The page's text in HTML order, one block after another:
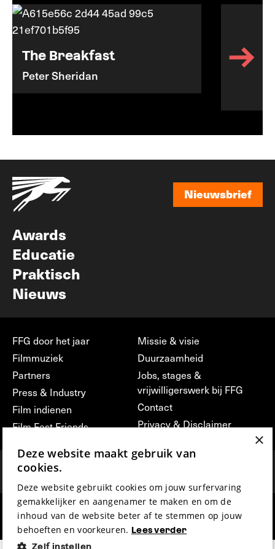
The Breakfast
Peter Sheridan
Nieuwsbrief
Awards
Educatie
Praktisch
Nieuws
FFG door het jaar
Filmmuziek
Partners
Press & Industry
Film indienen
Film Fest Friends
Missie & visie
Duurzaamheid
Jobs, stages &
vrijwilligerswerk bij FFG
Contact
Privacy & Disclaimer
hosted by made by
×
Deze website maakt gebruik van
cookies.
Deze website gebruikt cookies om jouw surfervaring
gemakkelijker en aangenamer te maken en om de
inhoud van de website beter af te stemmen op jouw
behoeften en voorkeuren. Lees verder
Zelf instellen